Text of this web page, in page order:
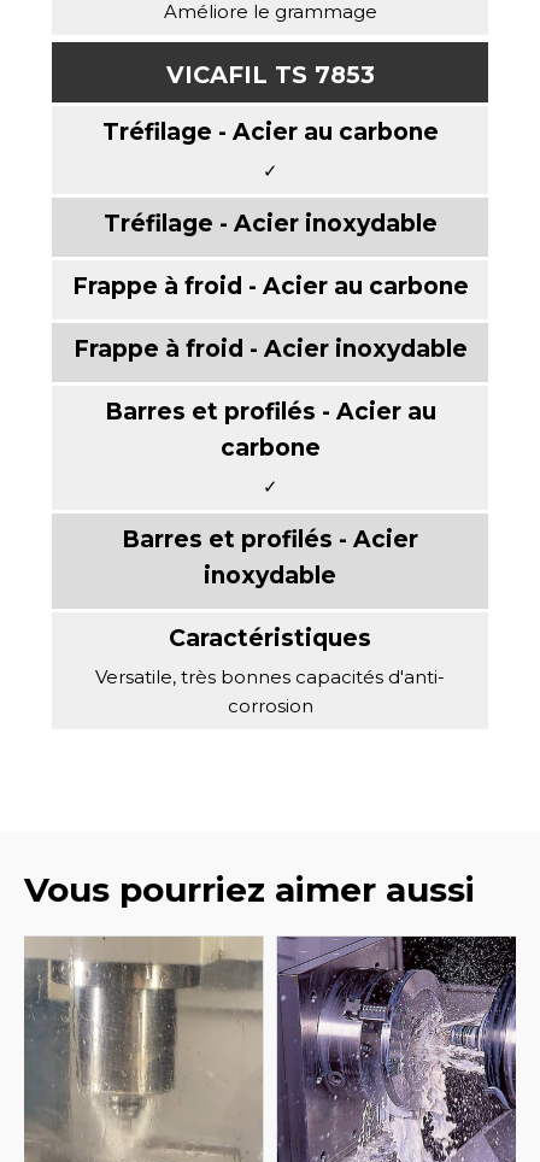
Améliore le grammage
VICAFIL TS 7853
✓
✓
Versatile, très bonnes capacités d'anti-
corrosion
Vous pourriez aimer aussi